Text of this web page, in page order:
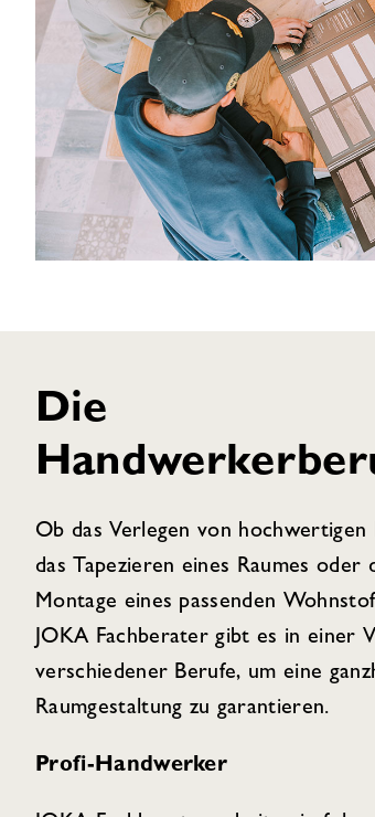
Die
Ob das Verlegen von hochwertigen
das Tapezieren eines Raumes oder
Montage eines passenden
JOKA Fachberater gibt es in einer
verschiedener Berufe, um eine
Raumgestaltung zu garantieren.
Profi-Handwerker